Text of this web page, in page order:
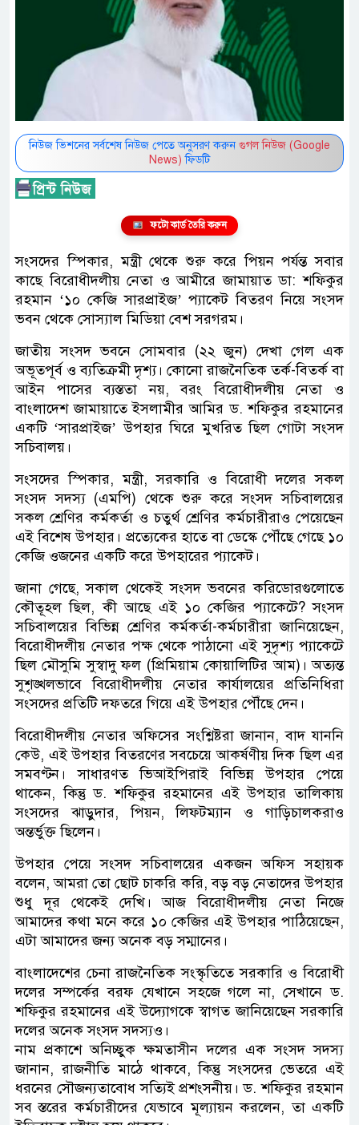
নিউজ ভিশনের সর্বশেষ নিউজ পেতে অনুসরণ করুন গুগল নিউজ (Google
News) ফিডটি
ফটো কার্ড তৈরি করুন
সংসদের স্পিকার, মন্ত্রী থেকে শুরু করে পিয়ন পর্যন্ত সবার
কাছে বিরোধীদলীয় নেতা ও আমীরে জামায়াত ডা: শফিকুর
রহমান ‘১০ কেজি সারপ্রাইজ’ প্যাকেট বিতরণ নিয়ে সংসদ
ভবন থেকে সোস্যাল মিডিয়া বেশ সরগরম।
জাতীয় সংসদ ভবনে সোমবার (২২ জুন) দেখা গেল এক
অভূতপূর্ব ও ব্যতিক্রমী দৃশ্য। কোনো রাজনৈতিক তর্ক-বিতর্ক বা
আইন পাসের ব্যস্ততা নয়, বরং বিরোধীদলীয় নেতা ও
বাংলাদেশ জামায়াতে ইসলামীর আমির ড. শফিকুর রহমানের
একটি ‘সারপ্রাইজ’ উপহার ঘিরে মুখরিত ছিল গোটা সংসদ
সচিবালয়।
সংসদের স্পিকার, মন্ত্রী, সরকারি ও বিরোধী দলের সকল
সংসদ সদস্য (এমপি) থেকে শুরু করে সংসদ সচিবালয়ের
সকল শ্রেণির কর্মকর্তা ও চতুর্থ শ্রেণির কর্মচারীরাও পেয়েছেন
এই বিশেষ উপহার। প্রত্যেকের হাতে বা ডেস্কে পৌঁছে গেছে ১০
কেজি ওজনের একটি করে উপহারের প্যাকেট।
জানা গেছে, সকাল থেকেই সংসদ ভবনের করিডোরগুলোতে
কৌতূহল ছিল, কী আছে এই ১০ কেজির প্যাকেটে? সংসদ
সচিবালয়ের বিভিন্ন শ্রেণির কর্মকর্তা-কর্মচারীরা জানিয়েছেন,
বিরোধীদলীয় নেতার পক্ষ থেকে পাঠানো এই সুদৃশ্য প্যাকেটে
ছিল মৌসুমি সুস্বাদু ফল (প্রিমিয়াম কোয়ালিটির আম)। অত্যন্ত
সুশৃঙ্খলভাবে বিরোধীদলীয় নেতার কার্যালয়ের প্রতিনিধিরা
সংসদের প্রতিটি দফতরে গিয়ে এই উপহার পৌঁছে দেন।
বিরোধীদলীয় নেতার অফিসের সংশ্লিষ্টরা জানান, বাদ যাননি
কেউ, এই উপহার বিতরণের সবচেয়ে আকর্ষণীয় দিক ছিল এর
সমবণ্টন। সাধারণত ভিআইপিরাই বিভিন্ন উপহার পেয়ে
থাকেন, কিন্তু ড. শফিকুর রহমানের এই উপহার তালিকায়
সংসদের ঝাড়ুদার, পিয়ন, লিফটম্যান ও গাড়িচালকরাও
অন্তর্ভুক্ত ছিলেন।
উপহার পেয়ে সংসদ সচিবালয়ের একজন অফিস সহায়ক
বলেন, আমরা তো ছোট চাকরি করি, বড় বড় নেতাদের উপহার
শুধু দূর থেকেই দেখি। আজ বিরোধীদলীয় নেতা নিজে
আমাদের কথা মনে করে ১০ কেজির এই উপহার পাঠিয়েছেন,
এটা আমাদের জন্য অনেক বড় সম্মানের।
বাংলাদেশের চেনা রাজনৈতিক সংস্কৃতিতে সরকারি ও বিরোধী
দলের সম্পর্কের বরফ যেখানে সহজে গলে না, সেখানে ড.
শফিকুর রহমানের এই উদ্যোগকে স্বাগত জানিয়েছেন সরকারি
দলের অনেক সংসদ সদস্যও।
নাম প্রকাশে অনিচ্ছুক ক্ষমতাসীন দলের এক সংসদ সদস্য
জানান, রাজনীতি মাঠে থাকবে, কিন্তু সংসদের ভেতরে এই
ধরনের সৌজন্যতাবোধ সত্যিই প্রশংসনীয়। ড. শফিকুর রহমান
সব স্তরের কর্মচারীদের যেভাবে মূল্যায়ন করলেন, তা একটি